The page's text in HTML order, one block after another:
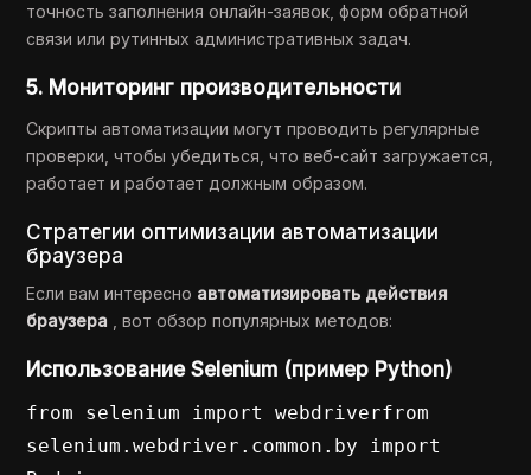
точность заполнения онлайн-заявок, форм обратной
связи или рутинных административных задач.
5. Мониторинг производительности
Скрипты автоматизации могут проводить регулярные
проверки, чтобы убедиться, что веб-сайт загружается,
работает и работает должным образом.
Стратегии оптимизации автоматизации
браузера
Если вам интересно автоматизировать действия
браузера
, вот обзор популярных методов:
Использование Selenium (пример Python)
from selenium import webdriverfrom
selenium.webdriver.common.by import